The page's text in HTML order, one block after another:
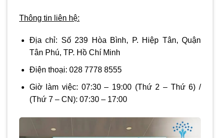
Thông tin liên hệ:
Địa chỉ: Số 239 Hòa Bình, P. Hiệp Tân, Quận
Tân Phú, TP. Hồ Chí Minh
Điện thoại: 028 7778 8555
Giờ làm việc: 07:30 – 19:00 (Thứ 2 – Thứ 6) /
(Thứ 7 – CN): 07:30 – 17:00